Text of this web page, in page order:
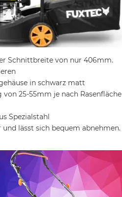
Schnittbreite von nur 406mm.
in schwarz matt
25-55mm je nach Rasenfläche
Spezialstahl
lässt sich bequem abnehmen.